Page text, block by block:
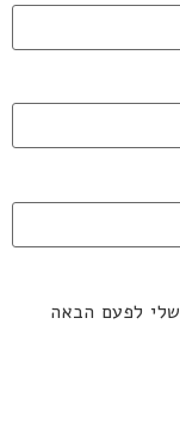
לפעם הבאה